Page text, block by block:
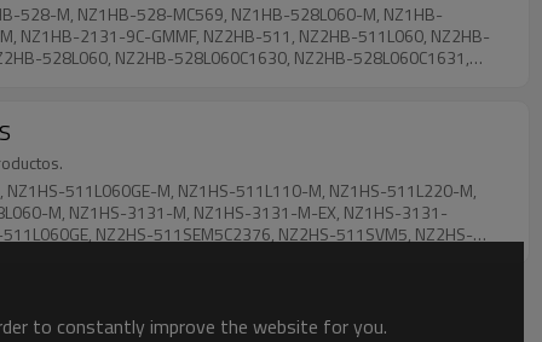
528-M, NZ1HB-528-MC569, NZ1HB-528L060-M, NZ1HB-
NZ1HB-2131-9C-GMMF, NZ2HB-511, NZ2HB-511L060, NZ2HB-
528L060, NZ2HB-528L060C1630, NZ2HB-528L060C1631,
511L060GE-M, NZ1HS-511L110-M, NZ1HS-511L220-M,
M, NZ1HS-3131-M, NZ1HS-3131-M-EX, NZ1HS-3131-
NZ2HS-511SEM5C2376, NZ2HS-511SVM5, NZ2HS-
to constantly improve the website for you.